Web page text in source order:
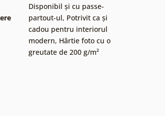
Disponibil și cu passe-
partout-ul, Potrivit ca și
cadou pentru interiorul
modern, Hârtie foto cu o
greutate de 200 g/m²